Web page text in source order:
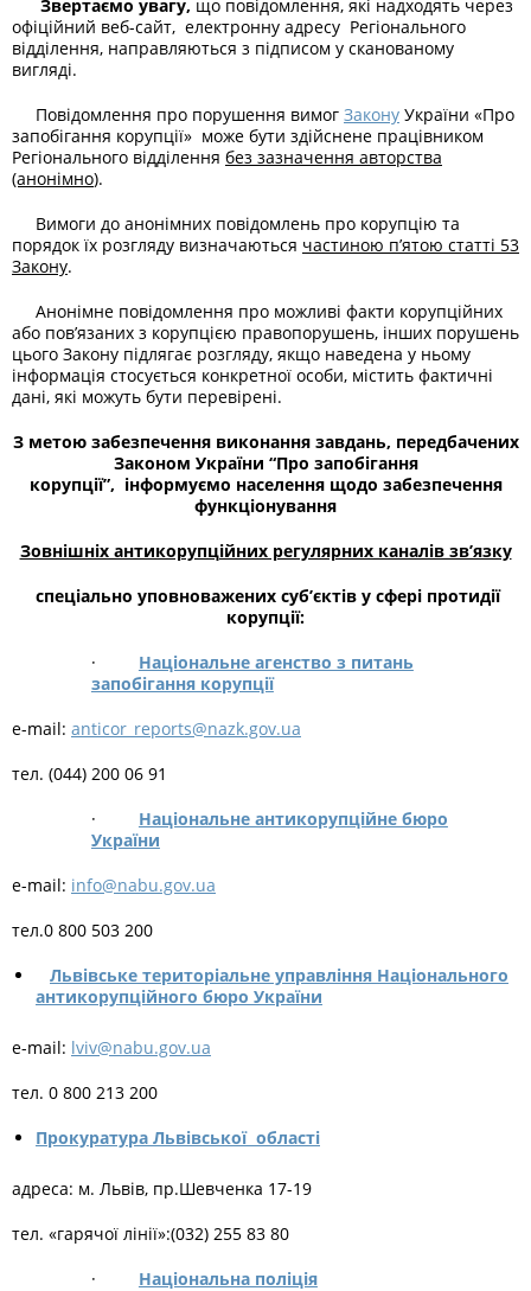
Звертаємо увагу, що повідомлення, які надходять через
офіційний веб-сайт, електронну адресу Регіонального
відділення, направляються з підписом у сканованому
вигляді.
Повідомлення про порушення вимог Закону України «Про
запобігання корупції» може бути здійснене працівником
Регіонального відділення без зазначення авторства
(анонімно).
Вимоги до анонімних повідомлень про корупцію та
порядок їх розгляду визначаються частиною п’ятою статті 53
Закону.
Анонімне повідомлення про можливі факти корупційних
або пов’язаних з корупцією правопорушень, інших порушень
цього Закону підлягає розгляду, якщо наведена у ньому
інформація стосується конкретної особи, містить фактичні
дані, які можуть бути перевірені.
З метою забезпечення виконання завдань, передбачених
Законом України “Про запобігання
корупції”, інформуємо населення щодо забезпечення
функціонування
Зовнішніх антикорупційних регулярних каналів зв’язку
спеціально уповноважених суб’єктів у сфері протидії
корупції:
· Національне агенство з питань
запобігання корупції
е-mail: anticor_reports@nazk.gov.ua
тел. (044) 200 06 91
· Національне антикорупційне бюро
України
е-mail: info@nabu.gov.ua
тел.0 800 503 200
Львівське територіальне управління Національного
антикорупційного бюро України
е-mail: lviv@nabu.gov.ua
тел. 0 800 213 200
Прокуратура Львівської області
адреса: м. Львів, пр.Шевченка 17-19
тел. «гарячої лінії»:(032) 255 83 80
· Національна поліція